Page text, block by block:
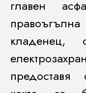
главен
предоставя